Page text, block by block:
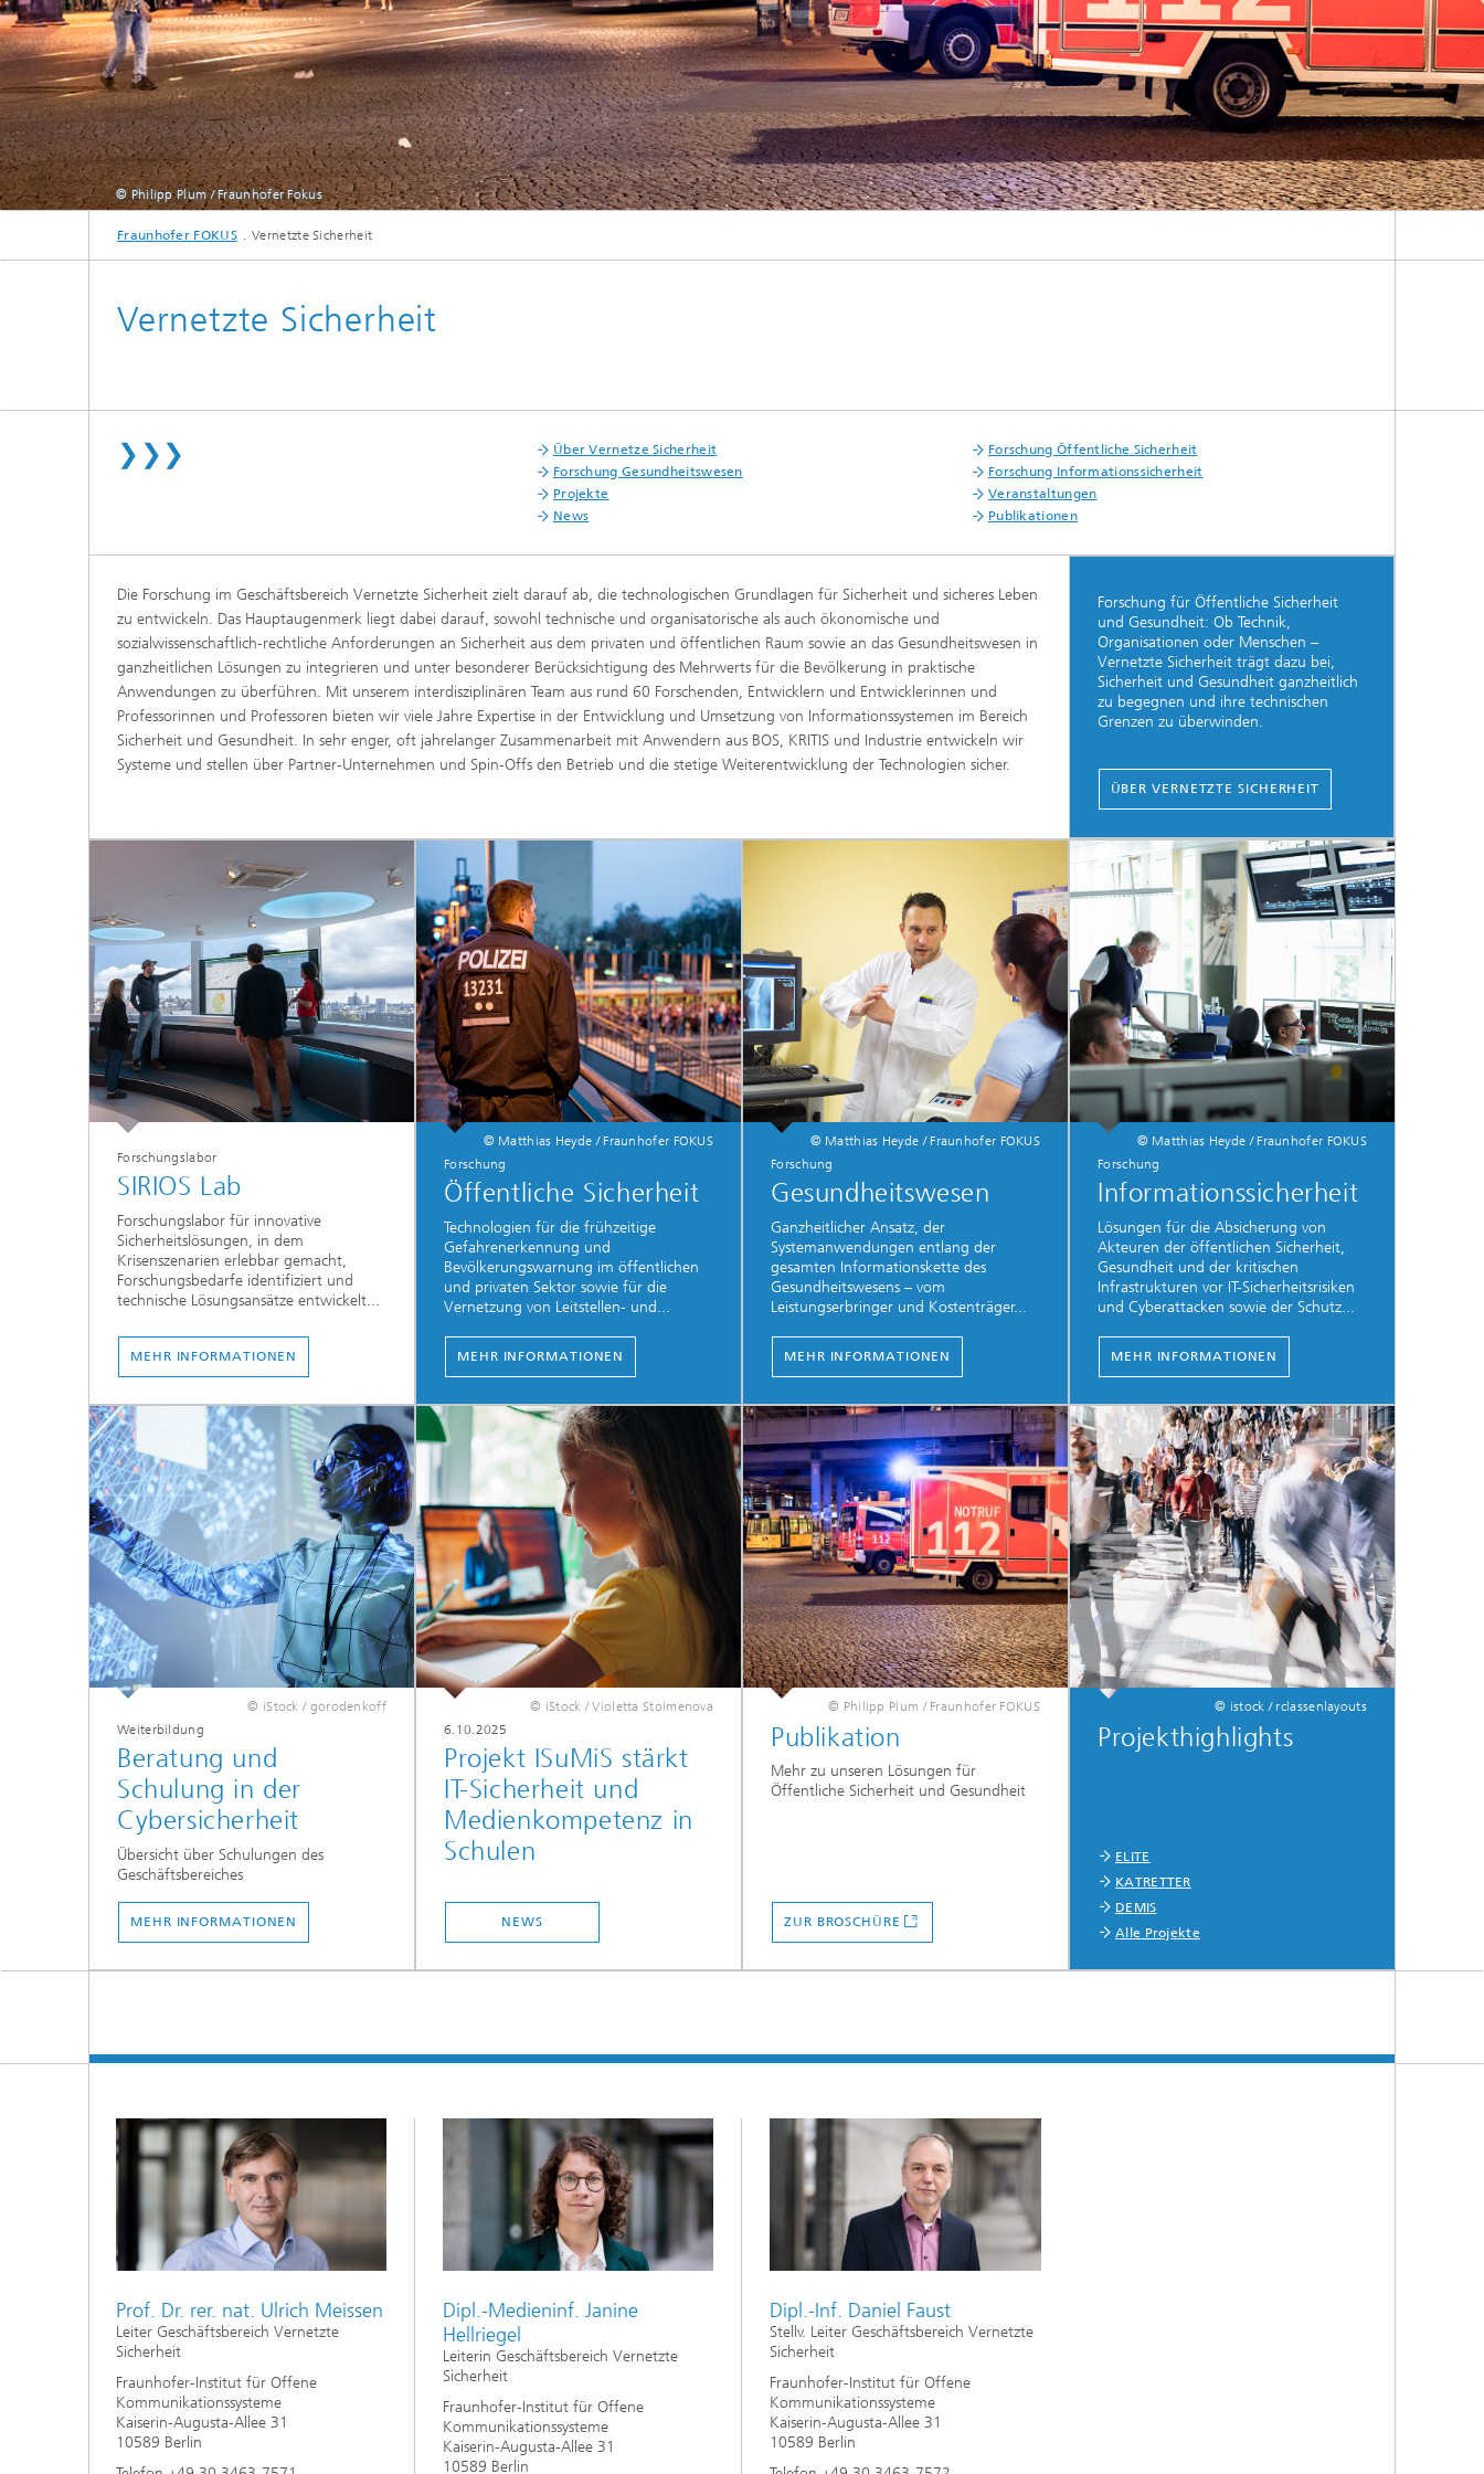
© Philipp Plum / Fraunhofer Fokus
Fraunhofer FOKUS Vernetzte Sicherheit
Vernetzte Sicherheit
❯❯❯ Über Vernetze Sicherheit
Forschung Öffentliche Sicherheit
Forschung Gesundheitswesen
Forschung Informationssicherheit
Projekte
Veranstaltungen
News
Publikationen
Die Forschung im Geschäftsbereich Vernetzte Sicherheit zielt darauf ab, die technologischen Grundlagen für Sicherheit und sicheres Leben
zu entwickeln. Das Hauptaugenmerk liegt dabei darauf, sowohl technische und organisatorische als auch ökonomische und
sozialwissenschaftlich-rechtliche Anforderungen an Sicherheit aus dem privaten und öffentlichen Raum sowie an das Gesundheitswesen in
ganzheitlichen Lösungen zu integrieren und unter besonderer Berücksichtigung des Mehrwerts für die Bevölkerung in praktische
Anwendungen zu überführen. Mit unserem interdisziplinären Team aus rund 60 Forschenden, Entwicklern und Entwicklerinnen und
Professorinnen und Professoren bieten wir viele Jahre Expertise in der Entwicklung und Umsetzung von Informationssystemen im Bereich
Sicherheit und Gesundheit. In sehr enger, oft jahrelanger Zusammenarbeit mit Anwendern aus BOS, KRITIS und Industrie entwickeln wir
Systeme und stellen über Partner-Unternehmen und Spin-Offs den Betrieb und die stetige Weiterentwicklung der Technologien sicher.
Forschung für Öffentliche Sicherheit
und Gesundheit: Ob Technik,
Organisationen oder Menschen –
Vernetzte Sicherheit trägt dazu bei,
Sicherheit und Gesundheit ganzheitlich
zu begegnen und ihre technischen
Grenzen zu überwinden.
ÜBER VERNETZTE SICHERHEIT
Forschungslabor
SIRIOS Lab
Forschungslabor für innovative
Sicherheitslösungen, in dem
Krisenszenarien erlebbar gemacht,
Forschungsbedarfe identifiziert und
technische Lösungsansätze entwickelt...
MEHR INFORMATIONEN
© Matthias Heyde / Fraunhofer FOKUS
Forschung
Öffentliche Sicherheit
Technologien für die frühzeitige
Gefahrenerkennung und
Bevölkerungswarnung im öffentlichen
und privaten Sektor sowie für die
Vernetzung von Leitstellen- und...
MEHR INFORMATIONEN
© Matthias Heyde / Fraunhofer FOKUS
Forschung
Gesundheitswesen
Ganzheitlicher Ansatz, der
Systemanwendungen entlang der
gesamten Informationskette des
Gesundheitswesens – vom
Leistungserbringer und Kostenträger...
MEHR INFORMATIONEN
© Matthias Heyde / Fraunhofer FOKUS
Forschung
Informationssicherheit
Lösungen für die Absicherung von
Akteuren der öffentlichen Sicherheit,
Gesundheit und der kritischen
Infrastrukturen vor IT-Sicherheitsrisiken
und Cyberattacken sowie der Schutz...
MEHR INFORMATIONEN
© iStock / gorodenkoff
Weiterbildung
Beratung und
Schulung in der
Cybersicherheit
Übersicht über Schulungen des
Geschäftsbereiches
MEHR INFORMATIONEN
© iStock / Violetta Stoimenova
6.10.2025
Projekt ISuMiS stärkt
IT-Sicherheit und
Medienkompetenz in
Schulen
NEWS
© Philipp Plum / Fraunhofer FOKUS
Publikation
Mehr zu unseren Lösungen für
Öffentliche Sicherheit und Gesundheit
ZUR BROSCHÜRE
© istock / rclassenlayouts
Projekthighlights
ELITE
KATRETTER
DEMIS
Alle Projekte
Prof. Dr. rer. nat. Ulrich Meissen
Leiter Geschäftsbereich Vernetzte
Sicherheit
Fraunhofer-Institut für Offene
Kommunikationssysteme
Kaiserin-Augusta-Allee 31
10589 Berlin
Dipl.-Medieninf. Janine
Hellriegel
Leiterin Geschäftsbereich Vernetzte
Sicherheit
Fraunhofer-Institut für Offene
Kommunikationssysteme
Kaiserin-Augusta-Allee 31
10589 Berlin
Dipl.-Inf. Daniel Faust
Stellv. Leiter Geschäftsbereich Vernetzte
Sicherheit
Fraunhofer-Institut für Offene
Kommunikationssysteme
Kaiserin-Augusta-Allee 31
10589 Berlin